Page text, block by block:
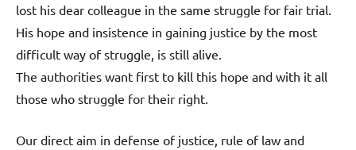
lost his dear colleague in the same struggle for fair trial.
His hope and insistence in gaining justice by the most
difficult way of struggle, is still alive.
The authorities want first to kill this hope and with it all
those who struggle for their right.
Our direct aim in defense of justice, rule of law and